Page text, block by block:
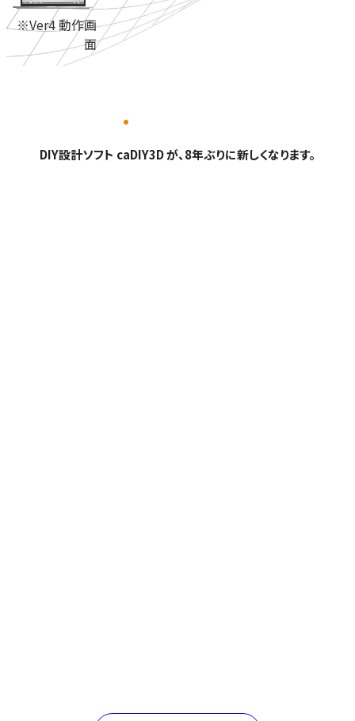
※Ver4 動作画
面
DIY設計ソフト caDIY3D が、8年ぶりに新しくなります。